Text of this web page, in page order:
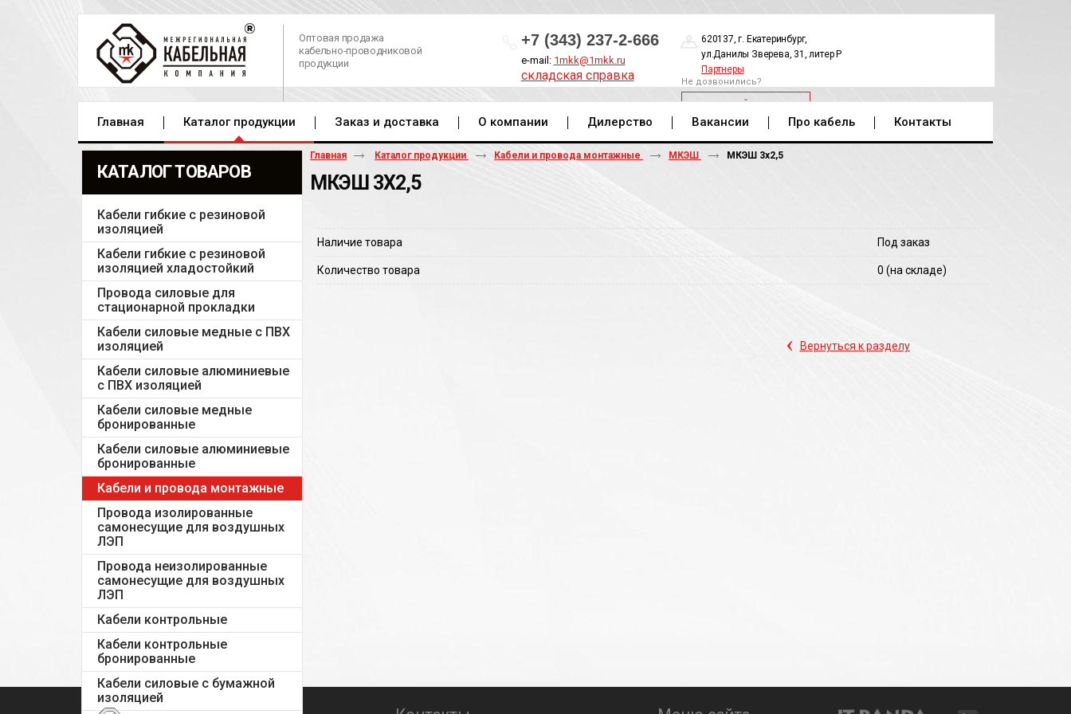
Оптовая продажа
кабельно-проводниковой
продукции
+7 (343) 237-2-666
e-mail: 1mkk@1mkk.ru
складская справка
620137, г. Екатеринбург,
ул.Данилы Зверева, 31, литер Р
Партнеры
Не дозвонились?
ОБРАТНЫЙ ЗВОНОК
Главная Каталог продукции Заказ и доставка О компании Дилерство Вакансии Про кабель Контакты
КАТАЛОГ ТОВАРОВ
Кабели гибкие с резиновой
изоляцией
Кабели гибкие с резиновой
изоляцией хладостойкий
Провода силовые для
стационарной прокладки
Кабели силовые медные с ПВХ
изоляцией
Кабели силовые алюминиевые
с ПВХ изоляцией
Кабели силовые медные
бронированные
Кабели силовые алюминиевые
бронированные
Кабели и провода монтажные
Провода изолированные
самонесущие для воздушных
ЛЭП
Провода неизолированные
самонесущие для воздушных
ЛЭП
Кабели контрольные
Кабели контрольные
бронированные
Кабели силовые с бумажной
изоляцией
Главная Каталог продукции Кабели и провода монтажные МКЭШ МКЭШ 3х2,5
МКЭШ 3Х2,5
Наличие товара Под заказ
Количество товара 0 (на складе)
‹ Вернуться к разделу